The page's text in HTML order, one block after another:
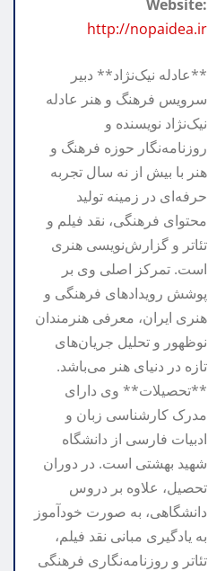
Website:
http://nopaidea.ir
**عادله نیک‌نژاد** دبیر
سرویس فرهنگ و هنر عادله
نیک‌نژاد نویسنده و
روزنامه‌نگار حوزه فرهنگ و
هنر با بیش از نه سال تجربه
حرفه‌ای در زمینه تولید
محتوای فرهنگی، نقد فیلم و
تئاتر و گزارش‌نویسی هنری
است. تمرکز اصلی وی بر
پوشش رویدادهای فرهنگی و
هنری ایران، معرفی هنرمندان
نوظهور و تحلیل جریان‌های
تازه در دنیای هنر می‌باشد.
**تحصیلات** وی دارای
مدرک کارشناسی زبان و
ادبیات فارسی از دانشگاه
شهید بهشتی است. در دوران
تحصیل، علاوه بر دروس
دانشگاهی، به صورت خودآموز
به یادگیری مبانی نقد فیلم،
تئاتر و روزنامه‌نگاری فرهنگی